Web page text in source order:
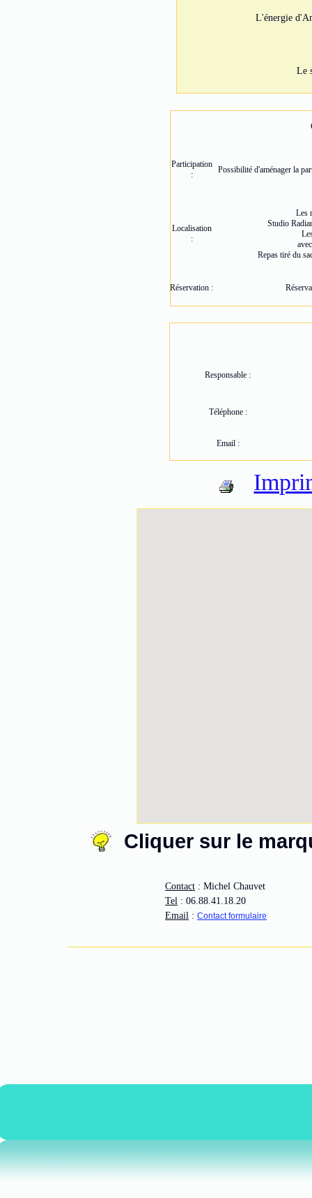
L'énergie
Le
Participation
:
Possibilité d'aménager la
Localisation
:
Les
Studio
Repas tiré du
Réservation :
Responsable :
Téléphone :
Email :
Cliquer sur le
Contact : Michel Chauvet
Tel : 06.88.41.18.20
Email : Contact formulaire